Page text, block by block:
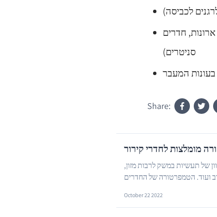
חדרים
סניטרים)
Share:
מומלצות לחדרי קירור
של תעשיות במשק לרבות מזון,
ועוד. הטמפרטורה של החדרים
October 22 2022